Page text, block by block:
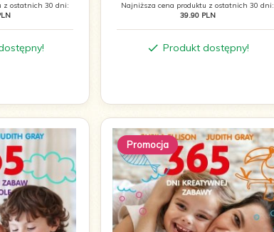
z ostatnich 30 dni:
Produkt dostępny!
Najniższa cena produktu z ostatnich 30 dni:
39.90 PLN
Promocja